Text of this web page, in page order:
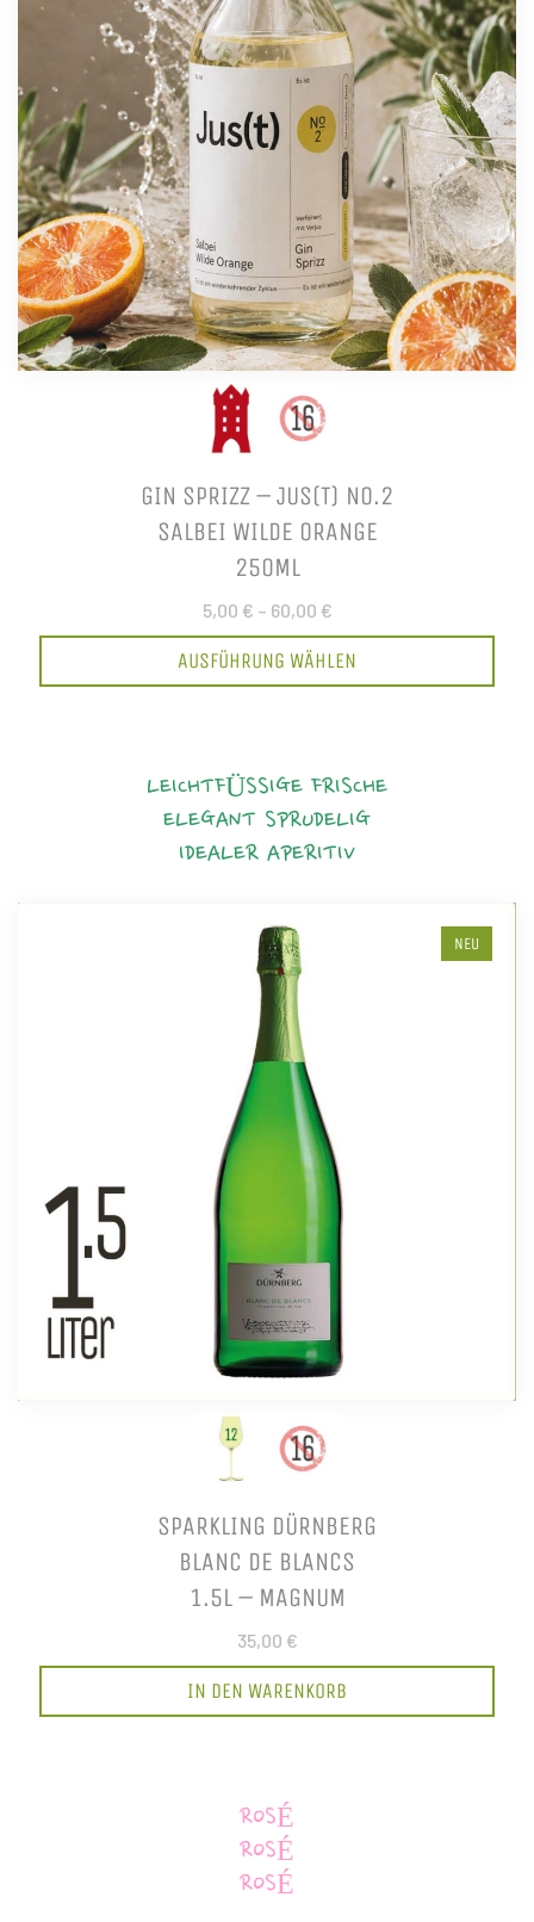
GIN SPRIZZ – JUS(T) NO.2
SALBEI WILDE ORANGE
250ML
5,00 € – 60,00 €
AUSFÜHRUNG WÄHLEN
LEICHTFÜSSIGE FRISCHE
ELEGANT SPRUDELIG
IDEALER APERITIV
NEU
SPARKLING DÜRNBERG
BLANC DE BLANCS
1.5L – MAGNUM
35,00 €
IN DEN WARENKORB
ROSÉ
ROSÉ
ROSÉ